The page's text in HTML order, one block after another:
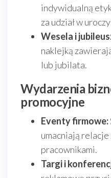
indywidualną
za udział w
Wesela i
naklejką
lub jubilata.
Wydarzenia
promocyjne
Eventy firmowe:
umacniają
pracownikami.
Targi i